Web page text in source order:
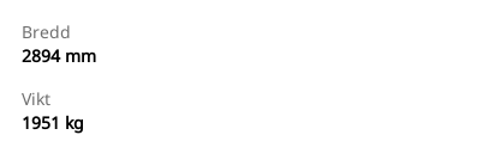
Bredd
2894 mm
Vikt
1951 kg